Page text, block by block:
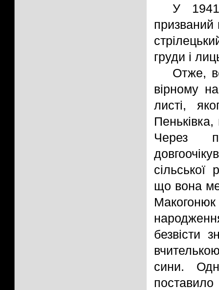
У
призваний
груди і
Отже,
вірному
листі,
Через
сільської
що вона
безвісти
сини.